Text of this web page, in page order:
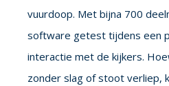
vuurdoop. Met bijna 700
software getest tijdens een
interactie met de kijkers.
zonder slag of stoot verliep,